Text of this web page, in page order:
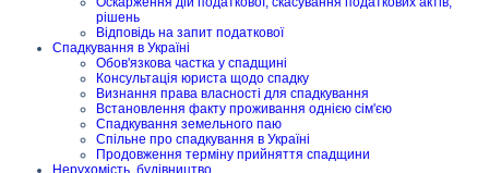
рішень
Відповідь на запит податкової
Спадкування в Україні
Обов'язкова частка у спадщині
Консультація юриста щодо спадку
Визнання права власності для спадкування
Встановлення факту проживання однією сім'єю
Спадкування земельного паю
Спільне про спадкування в Україні
Продовження терміну прийняття спадщини
Нерухомість, будівництво